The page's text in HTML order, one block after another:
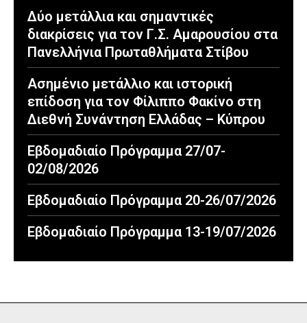
Δύο μετάλλια και σημαντικές
διακρίσεις για τον Γ.Σ. Αμαρουσίου στα
Πανελλήνια Πρωταθλήματα Στίβου
Ασημένιο μετάλλιο και ιστορική
επίδοση για τον Φίλιππο Φακίνο στη
Διεθνή Συνάντηση Ελλάδας – Κύπρου
Εβδομαδιαίο Πρόγραμμα 27/07-
02/08/2026
Εβδομαδιαίο Πρόγραμμα 20-26/07/2026
Εβδομαδιαίο Πρόγραμμα 13-19/07/2026